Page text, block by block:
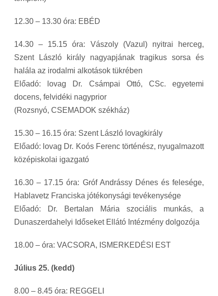
12.30 – 13.30 óra: EBÉD
14.30 – 15.15 óra: Vászoly (Vazul) nyitrai herceg,
Szent László király nagyapjának tragikus sorsa és
halála az irodalmi alkotások tükrében
Előadó: lovag Dr. Csámpai Ottó, CSc. egyetemi
docens, felvidéki nagyprior
(Rozsnyó, CSEMADOK székház)
15.30 – 16.15 óra: Szent László lovagkirály
Előadó: lovag Dr. Koós Ferenc történész, nyugalmazott
középiskolai igazgató
16.30 – 17.15 óra: Gróf Andrássy Dénes és felesége,
Hablavetz Franciska jótékonysági tevékenysége
Előadó: Dr. Bertalan Mária szociális munkás, a
Dunaszerdahelyi Időseket Ellátó Intézmény dolgozója
18.00 – óra: VACSORA, ISMERKEDÉSI EST
Július 25. (kedd)
8.00 – 8.45 óra: REGGELI